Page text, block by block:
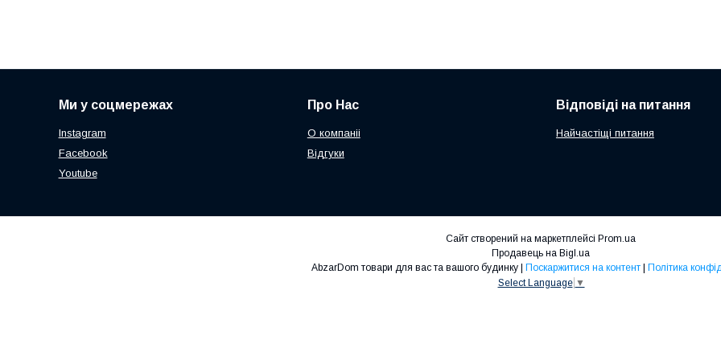
Ми у соцмережах
Instagram
Facebook
Youtube
Про Нас
О компаніі
Відгуки
Відповіді на питання
Найчастіщі питання
Сайт створений на маркетплейсі Prom.ua
Продавець на Bigl.ua
Поскаржитися на контент
Політика
Select Language ▼